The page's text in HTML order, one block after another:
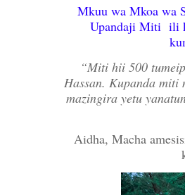
Mkuu wa Mkoa wa
Upandaji Miti ili
“Miti hii 500
Hassan. Kupanda miti
mazingira yetu
Aidha, Macha